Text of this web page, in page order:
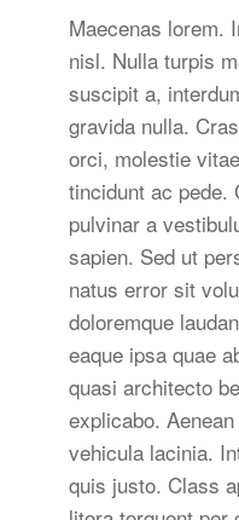
Maecenas lorem.
nisl. Nulla turpis
suscipit a,
gravida nulla.
orci, molestie
tincidunt ac pede.
pulvinar a
sapien. Sed ut
natus error sit
doloremque
eaque ipsa quae
quasi architecto
explicabo.
vehicula lacinia.
quis justo. Class